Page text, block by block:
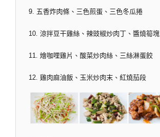
9. 五香炸肉條、三色煎蛋、三色冬瓜捲
10. 涼拌豆干雞絲、辣豉椒炒肉丁、醬燒筍塊
11. 燴咖哩雞片、酸菜炒肉絲、三絲淋蛋餃
12. 雞肉麻油飯、玉米炒肉末、紅燒茄段